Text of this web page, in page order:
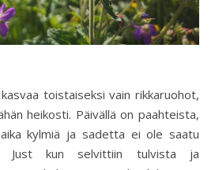
toistaiseksi vain rikkaruohot,
heikosti. Päivällä on paahteista,
kylmiä ja sadetta ei ole saatu
Just kun selvittiin tulvista ja